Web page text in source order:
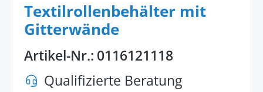
Textilrollenbehälter mit
Gitterwände
Artikel-Nr.: 0116121118
Qualifizierte Beratung